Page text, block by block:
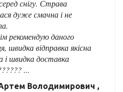
снігу. Страва
дуже смачна і не
рекомендую даного
швидка відправка якісна
і швидка доставка
...
Володимирович ,